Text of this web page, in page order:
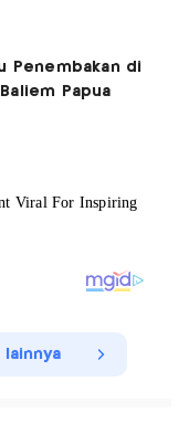
Penembakan di
Papua